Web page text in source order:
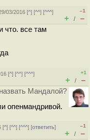
03/2016 [^] [^^] [^^^]
–1
+ / –
что. все там
[^] [^^] [^^^]
+1
+ / –
Мандалой?
опенмандривой.
[^] [^^] [^^^] [ответить]
–1
+ / –